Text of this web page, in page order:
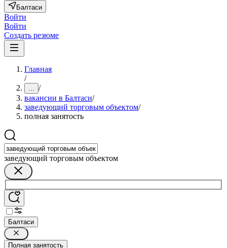
Балтаси
Войти
Войти
Создать резюме
Главная
/
... /
вакансии в Балтаси/
заведующий торговым объектом/
полная занятость
заведующий торговым объектом
Балтаси
Полная занятость